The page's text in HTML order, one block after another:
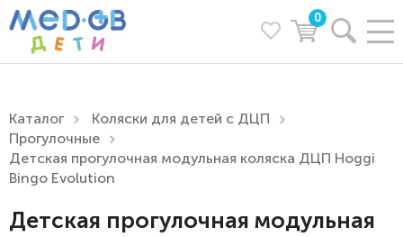
0
Каталог
Коляски для детей с ДЦП
Прогулочные
Детская прогулочная модульная коляска ДЦП Hoggi
Bingo Evolution
Детская прогулочная модульная